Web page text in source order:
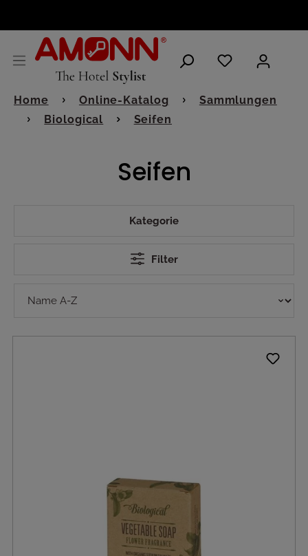
Home Online-Katalog
Sammlungen
Biological
Seifen
Seifen
Kategorie
Filter